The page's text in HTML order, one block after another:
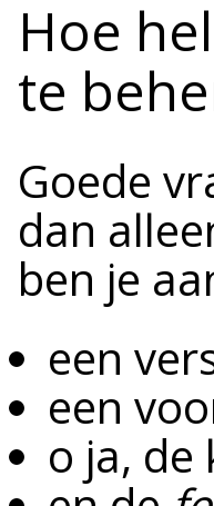
Hoe
te
Goede
dan
ben je
een
een
o ja, de